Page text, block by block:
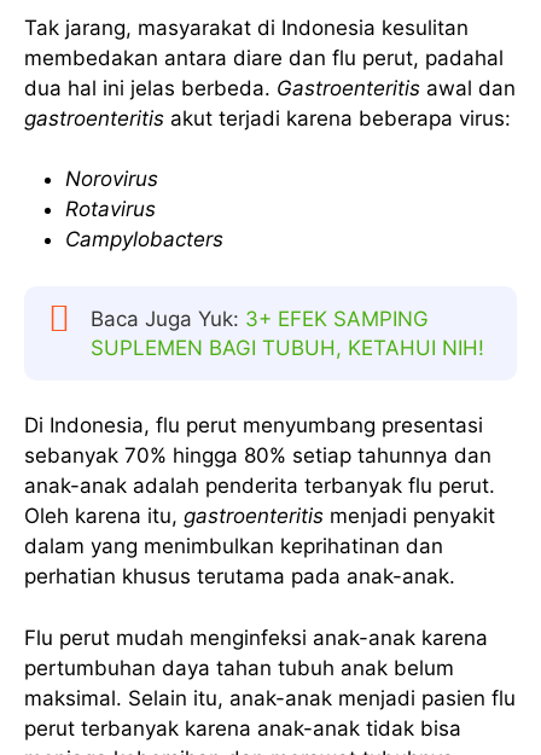
Tak jarang, masyarakat di Indonesia kesulitan
membedakan antara diare dan flu perut, padahal
dua hal ini jelas berbeda. Gastroenteritis awal dan
gastroenteritis akut terjadi karena beberapa virus:
Norovirus
Rotavirus
Campylobacters
Baca Juga Yuk: 3+ EFEK SAMPING
SUPLEMEN BAGI TUBUH, KETAHUI NIH!
Di Indonesia, flu perut menyumbang presentasi
sebanyak 70% hingga 80% setiap tahunnya dan
anak-anak adalah penderita terbanyak flu perut.
Oleh karena itu, gastroenteritis menjadi penyakit
dalam yang menimbulkan keprihatinan dan
perhatian khusus terutama pada anak-anak.
Flu perut mudah menginfeksi anak-anak karena
pertumbuhan daya tahan tubuh anak belum
maksimal. Selain itu, anak-anak menjadi pasien flu
perut terbanyak karena anak-anak tidak bisa